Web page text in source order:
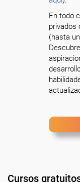
En todo
privados
(hasta
Cursos